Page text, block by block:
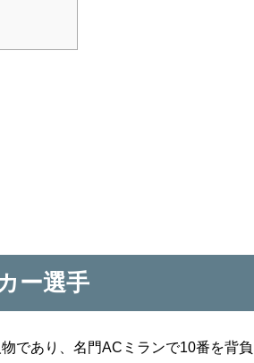
ー選手
であり、名門ACミランで10番を背